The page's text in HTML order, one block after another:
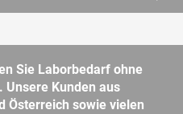
Sie Laborbedarf ohne
Kunden aus
Österreich sowie vielen